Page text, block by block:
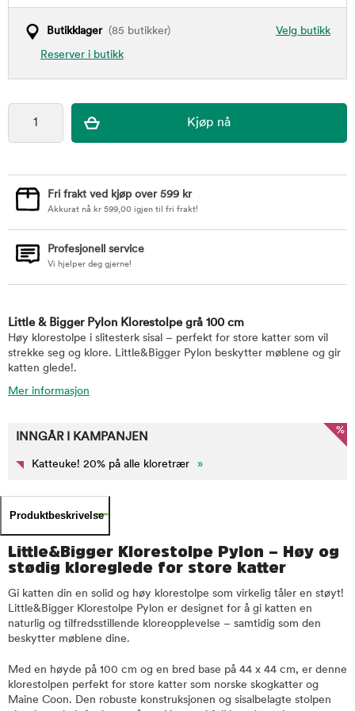
Velg butikk
Butikklager(85 butikker)
Reserver i butikk
Fri frakt ved kjøp over 599 kr
Akkurat nå kr 599,00 igjen til fri frakt!
Profesjonell service
Vi hjelper deg gjerne!
Little & Bigger Pylon Klorestolpe grå 100 cm
Høy klorestolpe i slitesterk sisal – perfekt for store katter som vil
strekke seg og klore. Little&Bigger Pylon beskytter møblene og gir
katten glede!.
Mer informasjon
%
INNGÅR I KAMPANJEN
Katteuke! 20% på alle kloretrær »
Produktbeskrivelse
Little&Bigger Klorestolpe Pylon – Høy og
stødig kloreglede for store katter
Gi katten din en solid og høy klorestolpe som virkelig tåler en støyt!
Little&Bigger Klorestolpe Pylon er designet for å gi katten en
naturlig og tilfredsstillende kloreopplevelse – samtidig som den
beskytter møblene dine.
Med en høyde på 100 cm og en bred base på 44 x 44 cm, er denne
klorestolpen perfekt for store katter som norske skogkatter og
Maine Coon. Den robuste konstruksjonen og sisalbelagte stolpen